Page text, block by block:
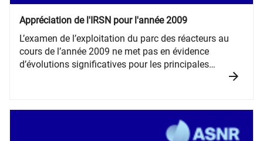
Appréciation de l'IRSN pour l'année 2009
L’examen de l’exploitation du parc des réacteurs au
cours de l’année 2009 ne met pas en évidence
d’évolutions significatives pour les principales